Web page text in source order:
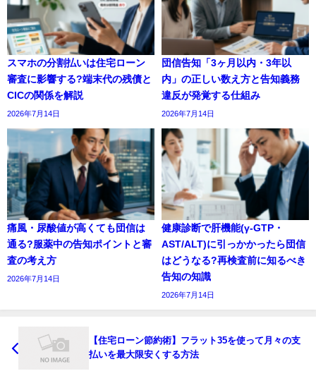
スマホの分割払いは住宅ローン
審査に影響する?端末代の残債と
CICの関係を解説
2026年7月14日
団信告知「3ヶ月以内・3年以
内」の正しい数え方と告知義務
違反が発覚する仕組み
2026年7月14日
痛風・尿酸値が高くても団信は
通る?服薬中の告知ポイントと審
査の考え方
2026年7月14日
健康診断で肝機能(γ-GTP・
AST/ALT)に引っかかったら団信
はどうなる?再検査前に知るべき
告知の知識
2026年7月14日
【住宅ローン節約術】フラット35を使って月々の支
払いを最大限安くする方法